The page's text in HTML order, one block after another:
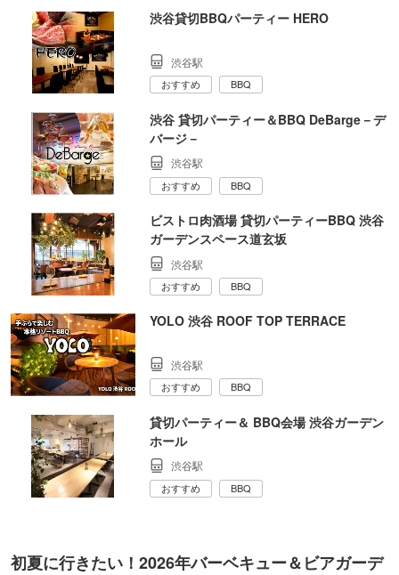
渋谷貸切BBQパーティー HERO
渋谷駅
おすすめ BBQ
渋谷 貸切パーティー＆BBQ DeBarge－デ
バージ－
渋谷駅
おすすめ BBQ
ビストロ肉酒場 貸切パーティーBBQ 渋谷
ガーデンスペース道玄坂
渋谷駅
おすすめ BBQ
YOLO 渋谷 ROOF TOP TERRACE
渋谷駅
おすすめ BBQ
貸切パーティー＆ BBQ会場 渋谷ガーデン
ホール
渋谷駅
おすすめ BBQ
初夏に行きたい！2026年バーベキュー＆ビアガーデ